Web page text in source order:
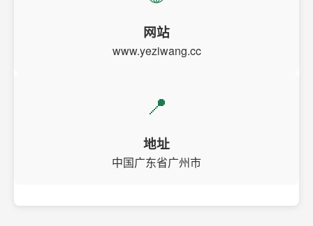
网站
www.yeziwang.cc
📍
地址
中国广东省广州市